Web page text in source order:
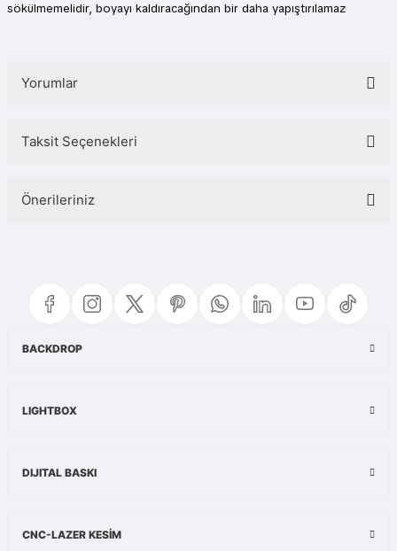
sökülmemelidir, boyayı kaldıracağından bir daha yapıştırılamaz
Yorumlar
Taksit Seçenekleri
Önerileriniz
Görüş ve önerileriniz için teşekkür ederiz.
Ürün resmi kalitesiz, bozuk veya görüntülenemiyor.
BACKDROP
LIGHTBOX
DIJITAL BASKI
CNC-LAZER KESİM